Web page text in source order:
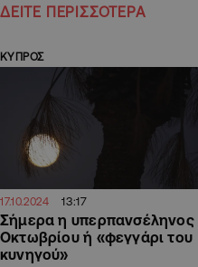
ΔΕΙΤΕ ΠΕΡΙΣΣΟΤΕΡΑ
ΚΥΠΡΟΣ
17.10.2024 13:17
Σήμερα η υπερπανσέληνος
Οκτωβρίου ή «φεγγάρι του
κυνηγού»